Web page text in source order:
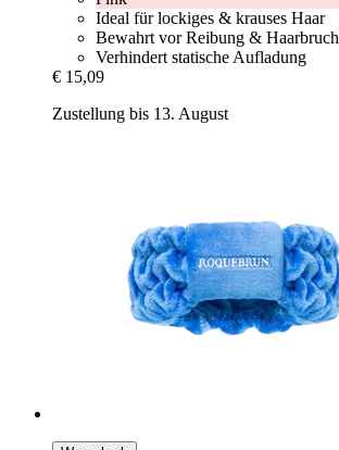
Ideal für lockiges & krauses Haar
Bewahrt vor Reibung & Haarbruch
Verhindert statische Aufladung
€ 15,09
Zustellung bis 13. August